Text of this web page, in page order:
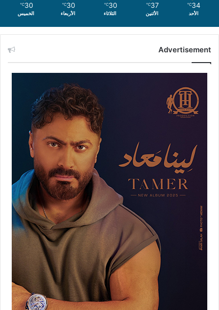
34
℃
الأحد
37
℃
الأثنين
30
℃
الثلاثاء
30
℃
الأربعاء
30
℃
الخميس
Advertisement